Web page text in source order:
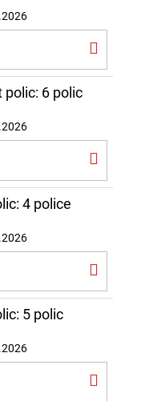
polic: 6 polic
4 police
5 polic